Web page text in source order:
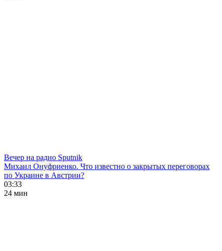
Вечер на радио Sputnik
Михаил Онуфриенко. Что известно о закрытых переговорах
по Украине в Австрии?
03:33
24 мин